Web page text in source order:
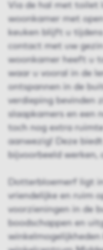
Via de hal met toilet
woonkamer met
keuken blijft u
contact met uw
woonkamer heeft u
waar u vooral in de
ontspannen in de
verdieping bevinden
slaapkamers en een
toch nog extra
aanwezig! Deze
bijvoorbeeld werken,
Dotterbloemerf ligt
vriendelijke en ruim
voorzieningen in de
boodschappen en